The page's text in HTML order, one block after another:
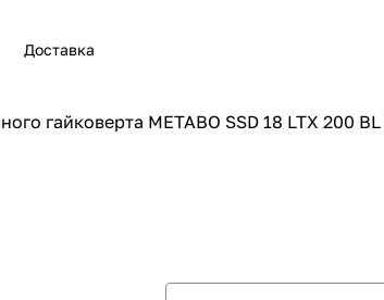
Доставка
гайковерта METABO SSD 18 LTX 200